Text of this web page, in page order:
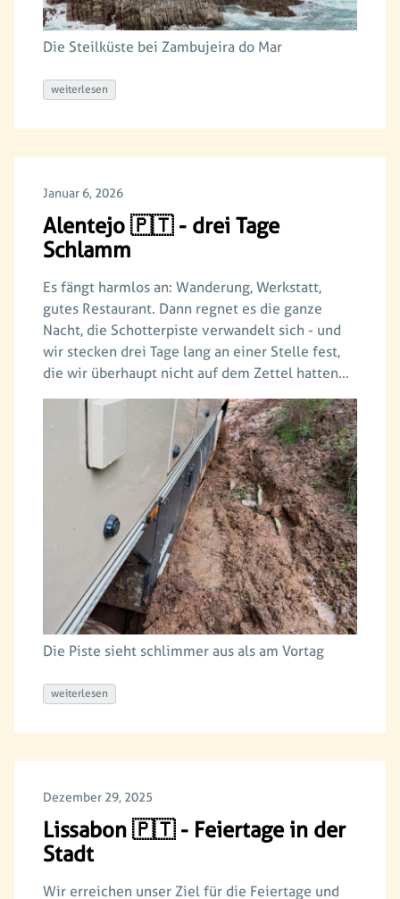
Die Steilküste bei Zambujeira do Mar
weiterlesen
Januar 6, 2026
Alentejo 🇵🇹 - drei Tage
Schlamm
Es fängt harmlos an: Wanderung, Werkstatt,
gutes Restaurant. Dann regnet es die ganze
Nacht, die Schotterpiste verwandelt sich - und
wir stecken drei Tage lang an einer Stelle fest,
die wir überhaupt nicht auf dem Zettel hatten…
Die Piste sieht schlimmer aus als am Vortag
weiterlesen
Dezember 29, 2025
Lissabon 🇵🇹 - Feiertage in der
Stadt
Wir erreichen unser Ziel für die Feiertage und